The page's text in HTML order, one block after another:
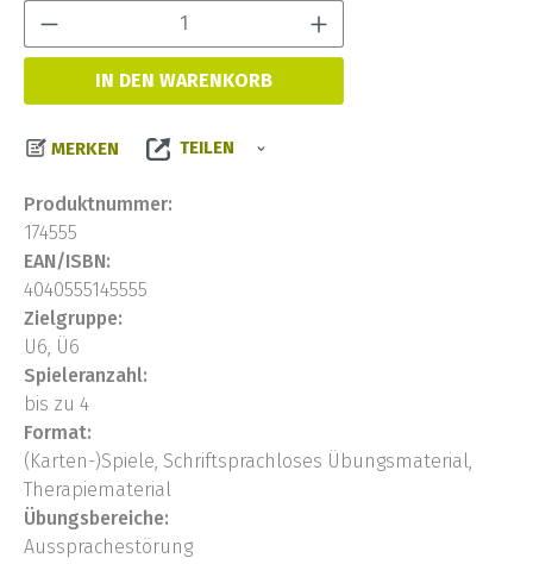
IN DEN WARENKORB
MERKEN TEILEN
Produktnummer:
174555
EAN/ISBN:
4040555145555
Zielgruppe:
U6, Ü6
Spieleranzahl:
bis zu 4
Format:
(Karten-)Spiele, Schriftsprachloses Übungsmaterial,
Therapiematerial
Übungsbereiche:
Aussprachestörung